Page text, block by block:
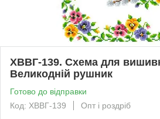
ХВВГ-139. Схема для
Великодній рушник
Готово до відправки
Код: ХВВГ-139
Опт і роздріб